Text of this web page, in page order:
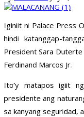
Iginiit ni Palace Press
hindi katanggap-
President Sara Duterte
Ferdinand Marcos Jr.
Ito’y matapos igiit
presidente ang
sa kanyang seguridad,